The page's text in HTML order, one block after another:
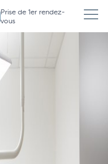
Prise de 1er rendez-
vous